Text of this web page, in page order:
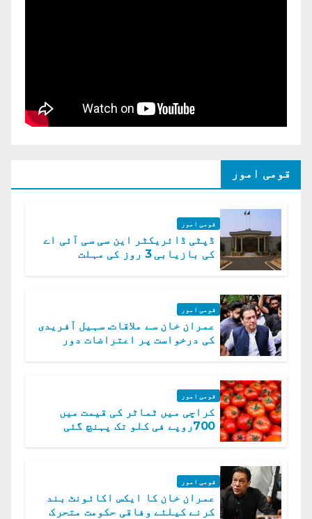
قومی امور
قومی امور
ڈپٹی ڈائریکٹر این سی سی آئی اے
کی بازیابی 3 روز کی مہلت
قومی امور
عمران خان سے ملاقات. سہیل آفریدی
کی درخواست پر اعتراضات دور
قومی امور
کراچی میں ٹماٹر کی قیمت میں
700روپے فی کلو تک پہنچ گئی
قومی امور
عمران خان کا ایکس اکائونٹ بند
کرنے کیلئے وفاقی حکومت متحرک